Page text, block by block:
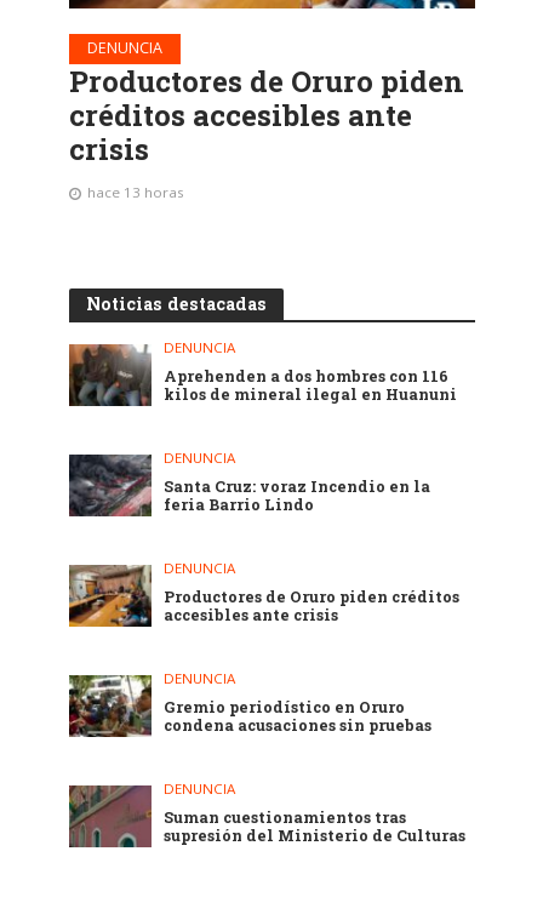
DENUNCIA
Productores de Oruro piden
créditos accesibles ante
crisis
hace 13 horas
Noticias destacadas
DENUNCIA
Aprehenden a dos hombres con 116
kilos de mineral ilegal en Huanuni
DENUNCIA
Santa Cruz: voraz Incendio en la
feria Barrio Lindo
DENUNCIA
Productores de Oruro piden créditos
accesibles ante crisis
DENUNCIA
Gremio periodístico en Oruro
condena acusaciones sin pruebas
DENUNCIA
Suman cuestionamientos tras
supresión del Ministerio de Culturas